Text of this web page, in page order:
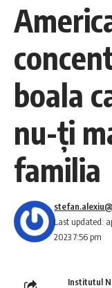
boala
nu-ți
familia
Last updated:
2023 7:56 pm
Institutul